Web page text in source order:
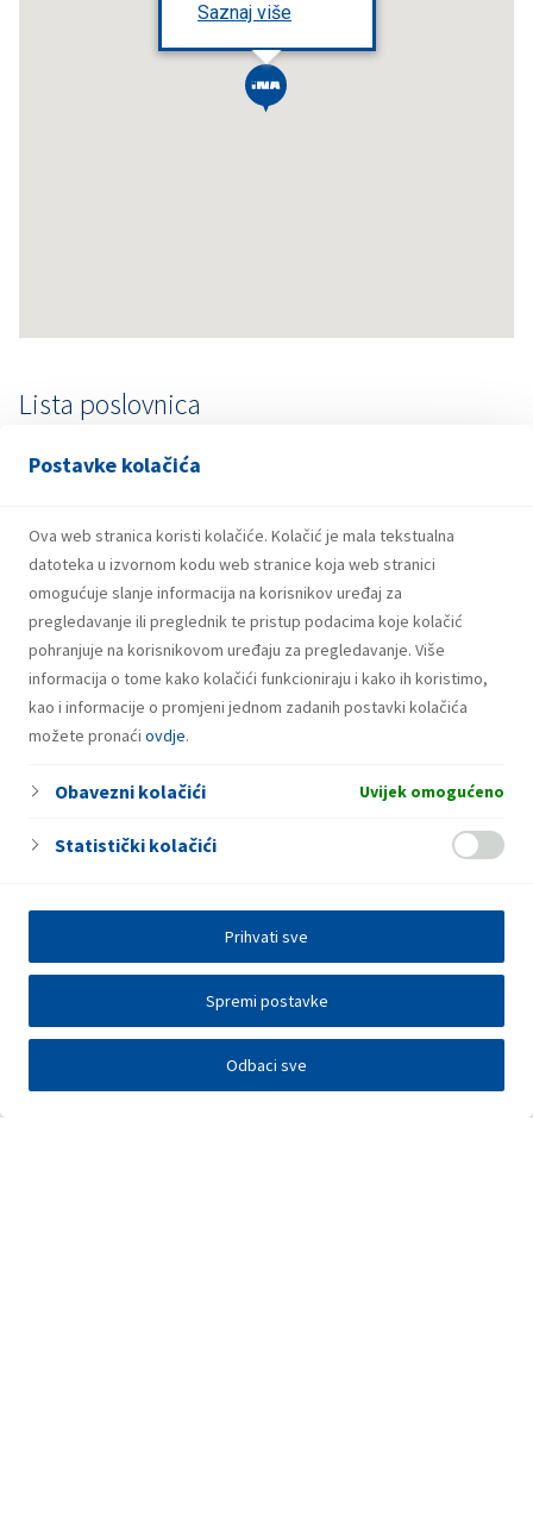
Postavke kolačića
Ova web stranica koristi kolačiće. Kolačić je mala tekstualna
datoteka u izvornom kodu web stranice koja web stranici
omogućuje slanje informacija na korisnikov uređaj za
pregledavanje ili preglednik te pristup podacima koje kolačić
pohranjuje na korisnikovom uređaju za pregledavanje. Više
informacija o tome kako kolačići funkcioniraju i kako ih koristimo,
kao i informacije o promjeni jednom zadanih postavki kolačića
možete pronaći ovdje.
Obavezni kolačići Uvijek omogućeno
Statistički kolačići
Odbaci sve
Spremi postavke
Prihvati sve
Lista poslovnica
Vladimira Nazora 3
Saznaj više